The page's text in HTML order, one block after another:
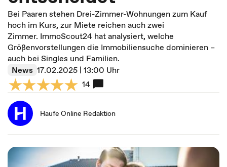
Bei Paaren stehen Drei-Zimmer-Wohnungen zum Kauf
hoch im Kurs, zur Miete reichen auch zwei
Zimmer. ImmoScout24 hat analysiert, welche
Größenvorstellungen die Immobiliensuche dominieren –
auch bei Singles und Familien.
News 17.02.2025 | 13:00 Uhr
14
Haufe Online Redaktion